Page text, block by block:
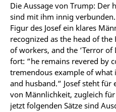
Die Aussage von Trump: Der
sind mit ihm innig verbunden.
Figur des Josef ein klares
recognized as the head of
of workers, and the ‘Terror of
fort: “he remains revered by
tremendous example of what
and husband.“ Josef steht für
von Männlichkeit, zugleich
jetzt folgenden Sätze sind